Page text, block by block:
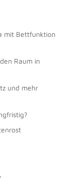
mit Bettfunktion
Raum in
und mehr